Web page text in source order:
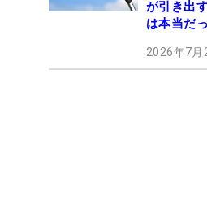
が引き出
は本当だ
2026年7月